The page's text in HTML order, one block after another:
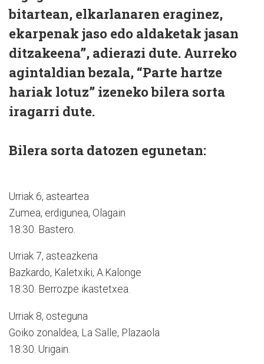
bitartean, elkarlanaren eraginez,
ekarpenak jaso edo aldaketak jasan
ditzakeena”, adierazi dute. Aurreko
agintaldian bezala, “Parte hartze
hariak lotuz” izeneko bilera sorta
iragarri dute.
Bilera sorta datozen egunetan:
Urriak 6, asteartea
Zumea, erdigunea, Olagain
18:30. Bastero.
Urriak 7, asteazkena
Bazkardo, Kaletxiki, A.Kalonge
18:30. Berrozpe ikastetxea.
Urriak 8, osteguna
Goiko zonaldea, La Salle, Plazaola
18:30. Urigain.